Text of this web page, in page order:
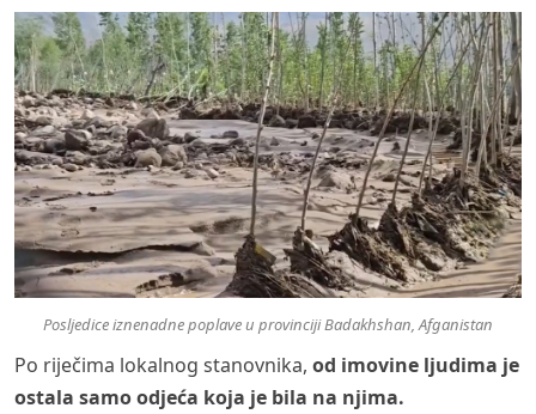
Posljedice iznenadne poplave u provinciji Badakhshan, Afganistan
Po riječima lokalnog stanovnika, od imovine ljudima je
ostala samo odjeća koja je bila na njima.